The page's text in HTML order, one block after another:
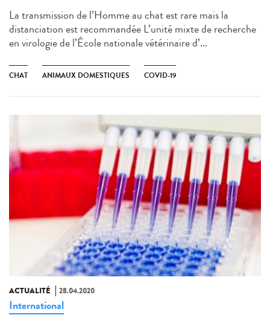
La transmission de l’Homme au chat est rare mais la
distanciation est recommandée L’unité mixte de recherche
en virologie de l’École nationale vétérinaire d’...
CHAT ANIMAUX DOMESTIQUES COVID-19
ACTUALITÉ 28.04.2020
International